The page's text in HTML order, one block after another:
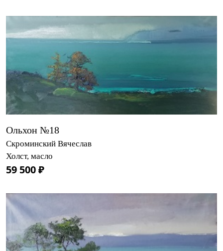
Ольхон №18
Скроминский Вячеслав
Холст, масло
59 500 ₽